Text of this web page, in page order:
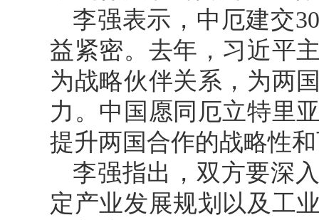
李强表示，中厄建交
益紧密。去年，习近平
为战略伙伴关系，为两
力。中国愿同厄立特里
提升两国合作的战略性
李强指出，双方要深
定产业发展规划以及工